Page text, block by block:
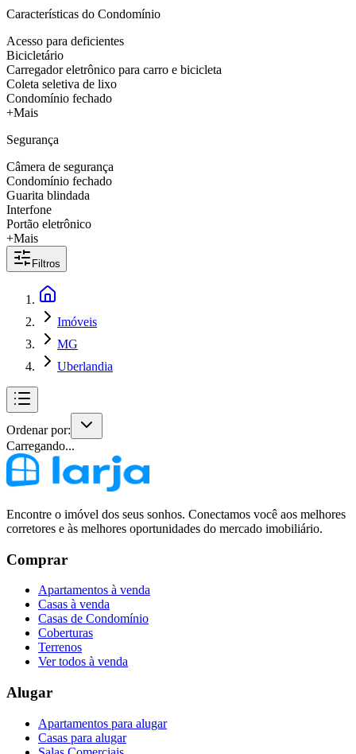
Características do Condomínio
Acesso para deficientes
Bicicletário
Carregador eletrônico para carro e bicicleta
Coleta seletiva de lixo
Condomínio fechado
+Mais
Segurança
Câmera de segurança
Condomínio fechado
Guarita blindada
Interfone
Portão eletrônico
+Mais
Filtros
Imóveis
MG
Uberlandia
Ordenar por:
Carregando...
Encontre o imóvel dos seus sonhos. Conectamos você aos melhores
corretores e às melhores oportunidades do mercado imobiliário.
Comprar
Apartamentos à venda
Casas à venda
Casas de Condomínio
Coberturas
Terrenos
Ver todos à venda
Alugar
Apartamentos para alugar
Casas para alugar